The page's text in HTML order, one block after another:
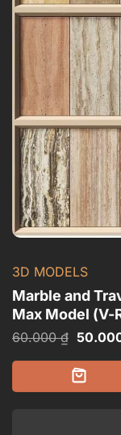
3D MODELS
Marble and
Max Model (V-
60.000₫ Giá
là:
60.000